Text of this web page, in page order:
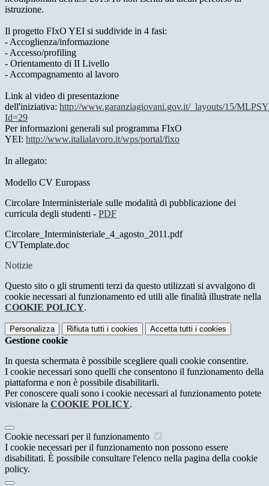
istruzione.
Il progetto FIxO YEI si suddivide in 4 fasi:
- Accoglienza/informazione
- Accesso/profiling
- Orientamento di II Livello
- Accompagnamento al lavoro
Link al video di presentazione
dell'iniziativa: http://www.garanziagiovani.gov.it/_layouts/15/
Id=29
Per informazioni generali sul programma FIxO
YEI: http://www.italialavoro.it/wps/portal/fixo
In allegato:
Modello CV Europass
Circolare Interministeriale sulle modalità di pubblicazione dei
curricula degli studenti - PDF
Circolare_Interministeriale_4_agosto_2011.pdf
CVTemplate.doc
Notizie
Questo sito o gli strumenti terzi da questo utilizzati si avvalgono di
cookie necessari al funzionamento ed utili alle finalità illustrate nella
COOKIE POLICY.
Personalizza Rifiuta tutti i cookies Accetta tutti i cookies
Gestione cookie
In questa schermata è possibile scegliere quali cookie consentire.
I cookie necessari sono quelli che consentono il funzionamento della
piattaforma e non è possibile disabilitarli.
Per conoscere quali sono i cookie necessari al funzionamento potete
visionare la COOKIE POLICY.
Cookie necessari per il funzionamento
I cookie necessari per il funzionamento non possono essere
disabilitati. È possibile consultare l'elenco nella pagina della cookie
policy.